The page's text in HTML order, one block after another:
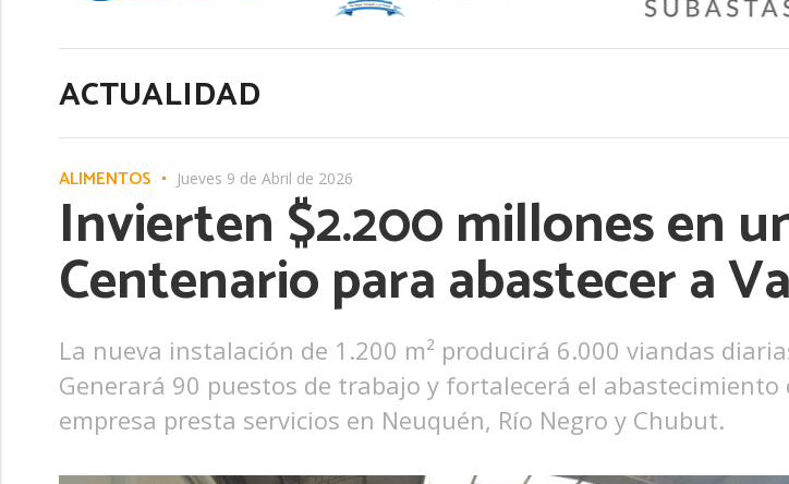
ACTUALIDAD
ALIMENTOS Jueves 9 de Abril de 2026
Invierten $2.200 millones en
Centenario para abastecer a
La nueva instalación de 1.200 m² producirá 6.000 viandas
Generará 90 puestos de trabajo y fortalecerá el
empresa presta servicios en Neuquén, Río Negro y Chubut.